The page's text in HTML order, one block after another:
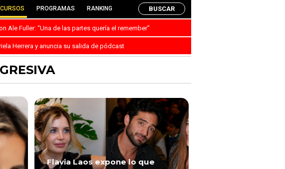
PROGRAMAS RANKING BUSCAR
Ale Fuller: “Una de las partes quería el remember”
Herrera y anuncia su salida de pódcast
Flavia Laos expone lo que